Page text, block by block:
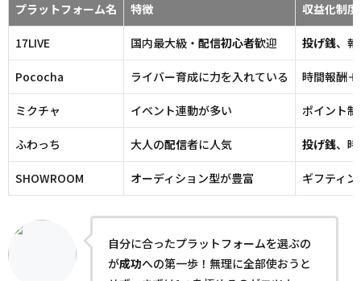
プラットフォーム名 特徴 収益化制度
17LIVE 国内最大級・ 配信初心者歓迎 投げ銭、
Pococha ライバー育成に力を入れている 時間報酬
ミクチャ イベント連動が多い ポイント
ふわっち 大人の配信者に人気 投げ銭、
SHOWROOM オーディション型が豊富 ギフティ
自分に合ったプラットフォームを選ぶの
が成功への第一歩！無理に全部使おうと